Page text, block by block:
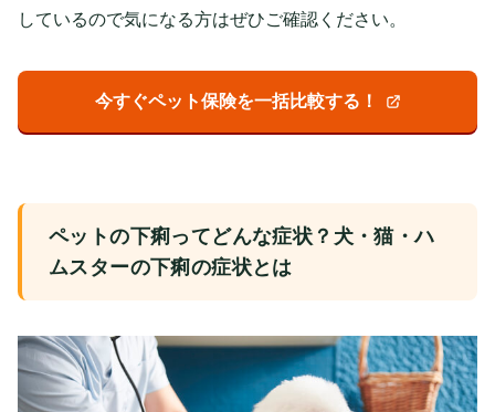
しているので気になる方はぜひご確認ください。
今すぐペット保険を一括比較する！
ペットの下痢ってどんな症状？犬・猫・ハ
ムスターの下痢の症状とは